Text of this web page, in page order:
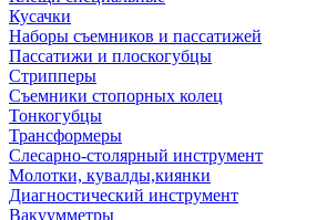
Кусачки
Наборы съемников и пассатижей
Пассатижи и плоскогубцы
Стрипперы
Съемники стопорных колец
Тонкогубцы
Трансформеры
Слесарно-столярный инструмент
Молотки, кувалды,киянки
Диагностический инструмент
Вакуумметры